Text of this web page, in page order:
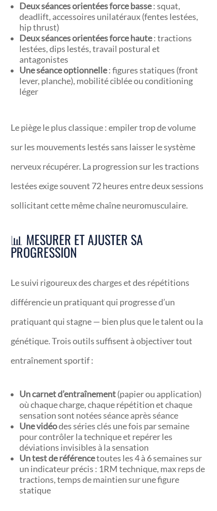
Deux séances orientées force basse: squat,
deadlift, accessoires unilatéraux (fentes lestées,
hip thrust)
Deux séances orientées force haute: tractions
lestées, dips lestés, travail postural et
antagonistes
Une séance optionnelle: figures statiques (front
lever, planche), mobilité ciblée ou conditioning
léger
Le piège le plus classique : empiler trop de volume
sur les mouvements lestés sans laisser le système
nerveux récupérer. La progression sur les tractions
lestées exige souvent 72 heures entre deux sessions
sollicitant cette même chaîne neuromusculaire.
📊 MESURER ET AJUSTER SA
PROGRESSION
Le suivi rigoureux des charges et des répétitions
différencie un pratiquant qui progresse d’un
pratiquant qui stagne — bien plus que le talent ou la
génétique. Trois outils suffisent à objectiver tout
entraînement sportif :
Un carnet d’entraînement(papier ou application)
où chaque charge, chaque répétition et chaque
sensation sont notées séance après séance
Une vidéodes séries clés une fois par semaine
pour contrôler la technique et repérer les
déviations invisibles à la sensation
Un test de référencetoutes les 4 à 6 semaines sur
un indicateur précis : 1RM technique, max reps de
tractions, temps de maintien sur une figure
statique